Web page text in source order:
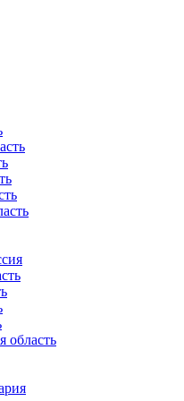
область